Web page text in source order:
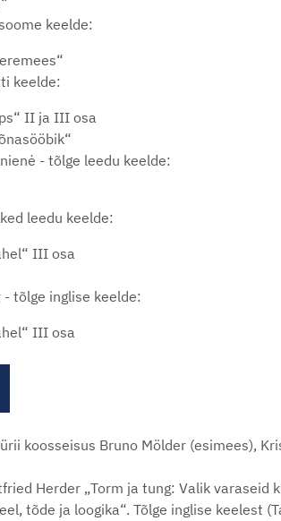
keelde:
keelde:
II ja III osa
- tõlge leedu keelde:
leedu keelde:
vahel“ III osa
tõlge inglise keelde:
III osa
koosseisus Bruno Mölder (esimees),
Herder „Torm ja tung: Valik varaseid
tõde ja loogika“. Tõlge inglise keelest